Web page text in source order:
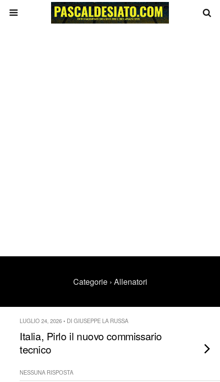
Categorie › Allenatori
LUGLIO 24, 2026 • DI GIUSEPPE LA RUSSA
Italia, Pirlo il nuovo commissario
tecnico
NESSUNA RISPOSTA